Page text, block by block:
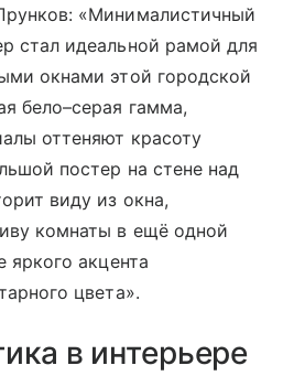
«Минималистичный
стал идеальной рамой для
окнами этой городской
бело–серая гамма,
оттеняют красоту
постер на стене над
виду из окна,
комнаты в ещё одной
яркого акцента
цвета».
в интерьере